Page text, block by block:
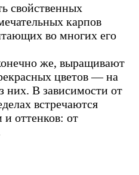
свойственных
карпов
во многих его
же, выращивают
цветов — на
них. В зависимости от
встречаются
оттенков: от